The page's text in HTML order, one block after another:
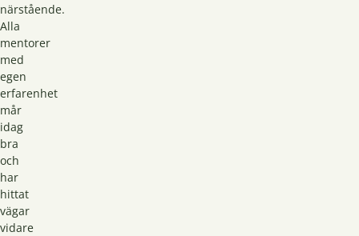
närstående.
Alla
mentorer
med
egen
erfarenhet
mår
idag
bra
och
har
hittat
vägar
vidare